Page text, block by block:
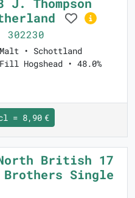
Thompson
302230
• Schottland
Hogshead • 48.0%
= 8,90 €
British 17
Brothers Single